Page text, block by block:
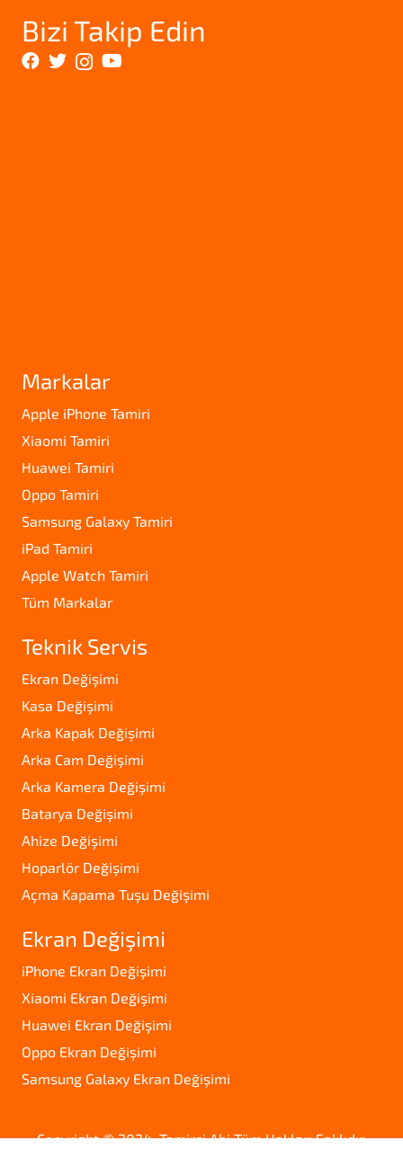
Bizi Takip Edin
Markalar
Apple iPhone Tamiri
Xiaomi Tamiri
Huawei Tamiri
Oppo Tamiri
Samsung Galaxy Tamiri
iPad Tamiri
Apple Watch Tamiri
Tüm Markalar
Teknik Servis
Ekran Değişimi
Kasa Değişimi
Arka Kapak Değişimi
Arka Cam Değişimi
Arka Kamera Değişimi
Batarya Değişimi
Ahize Değişimi
Hoparlör Değişimi
Açma Kapama Tuşu Değişimi
Ekran Değişimi
iPhone Ekran Değişimi
Xiaomi Ekran Değişimi
Huawei Ekran Değişimi
Oppo Ekran Değişimi
Samsung Galaxy Ekran Değişimi
Copyright © 2024. Tamirci Abi Tüm Hakları Saklıdır.